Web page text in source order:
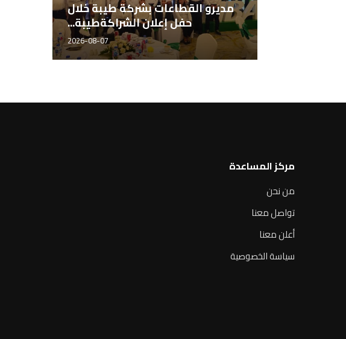
مديرو القطاعات بشركة طيبة خلال
حفل إعلان الشراكةطيبة...
2026-08-07
مركز المساعدة
من نحن
تواصل معنا
أعلن معنا
سياسة الخصوصية